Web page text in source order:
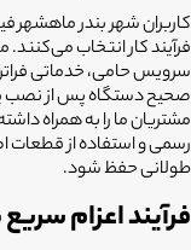
کاربران شهر بندر ماهشهر
سرویس حامی، خدماتی
صحیح دستگاه پس از نصب
مشتریان ما را به همراه
رسمی و استفاده از
طولانی حفظ شود.
فرآیند اعزام